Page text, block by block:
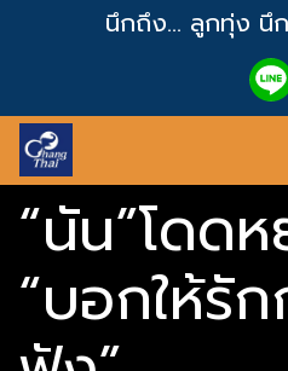
นึกถึง... ลูกทุ่ง นึ
“นัน”โดด
“บอกให้รั